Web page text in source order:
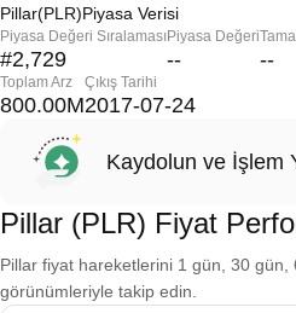
Pillar(PLR)Piyasa Verisi
Piyasa Değeri Sıralaması
#2,729
Piyasa Değeri
-- --
Toplam Arz
800.00M
Çıkış Tarihi
2017-07-24
Kaydolun ve İşlem
Pillar (PLR) Fiyat
Pillar fiyat hareketlerini 1 gün, 30
görünümleriyle takip edin.